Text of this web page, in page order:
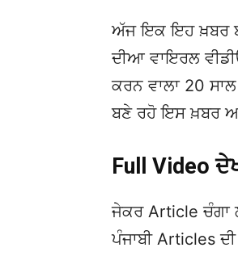
ਅੱਜ ਇਕ ਇਹ ਖ਼ਬਰ
ਦੀਆ ਵਾਇਰਲ
ਕਰਨ ਵਾਲਾ 20
ਬਣੇ ਰਹੋ ਇਸ ਖ਼ਬਰ
Full Video
ਜੇਕਰ Article ਚੰਗਾ
ਪੰਜਾਬੀ Articles